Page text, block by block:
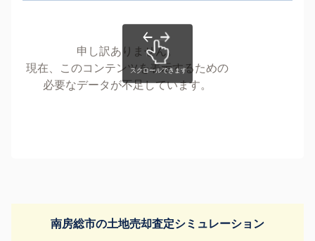
申し訳ありません。
現在、このコンテンツを表示するための
必要なデータが不足しています。
南房総市の土地売却査定シミュレーション